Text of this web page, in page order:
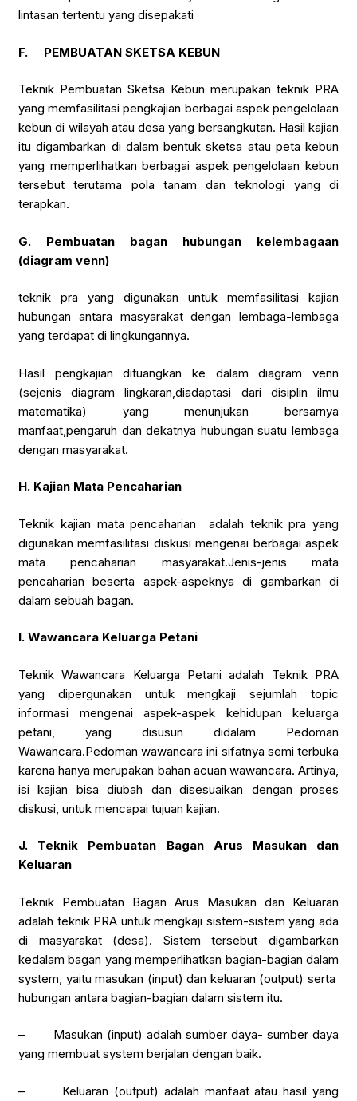
lintasan tertentu yang disepakati
F. PEMBUATAN SKETSA KEBUN
Teknik Pembuatan Sketsa Kebun merupakan teknik PRA
yang memfasilitasi pengkajian berbagai aspek pengelolaan
kebun di wilayah atau desa yang bersangkutan. Hasil kajian
itu digambarkan di dalam bentuk sketsa atau peta kebun
yang memperlihatkan berbagai aspek pengelolaan kebun
tersebut terutama pola tanam dan teknologi yang di
terapkan.
G. Pembuatan bagan hubungan kelembagaan
(diagram venn)
teknik pra yang digunakan untuk memfasilitasi kajian
hubungan antara masyarakat dengan lembaga-lembaga
yang terdapat di lingkungannya.
Hasil pengkajian dituangkan ke dalam diagram venn
(sejenis diagram lingkaran,diadaptasi dari disiplin ilmu
matematika) yang menunjukan bersarnya
manfaat,pengaruh dan dekatnya hubungan suatu lembaga
dengan masyarakat.
H. Kajian Mata Pencaharian
Teknik kajian mata pencaharian adalah teknik pra yang
digunakan memfasilitasi diskusi mengenai berbagai aspek
mata pencaharian masyarakat.Jenis-jenis mata
pencaharian beserta aspek-aspeknya di gambarkan di
dalam sebuah bagan.
I. Wawancara Keluarga Petani
Teknik Wawancara Keluarga Petani adalah Teknik PRA
yang dipergunakan untuk mengkaji sejumlah topic
informasi mengenai aspek-aspek kehidupan keluarga
petani, yang disusun didalam Pedoman
Wawancara.Pedoman wawancara ini sifatnya semi terbuka
karena hanya merupakan bahan acuan wawancara. Artinya,
isi kajian bisa diubah dan disesuaikan dengan proses
diskusi, untuk mencapai tujuan kajian.
J. Teknik Pembuatan Bagan Arus Masukan dan
Keluaran
Teknik Pembuatan Bagan Arus Masukan dan Keluaran
adalah teknik PRA untuk mengkaji sistem-sistem yang ada
di masyarakat (desa). Sistem tersebut digambarkan
kedalam bagan yang memperlihatkan bagian-bagian dalam
system, yaitu masukan (input) dan keluaran (output) serta
hubungan antara bagian-bagian dalam sistem itu.
– Masukan (input) adalah sumber daya- sumber daya
yang membuat system berjalan dengan baik.
– Keluaran (output) adalah manfaat atau hasil yang